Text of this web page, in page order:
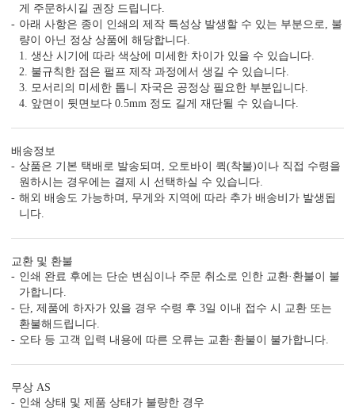
실링 스탬프
실링 스티커 디자인 스티커
카드 봉투
청첩장 리본 클로버+엽서
자세히 보기
<1/7>
편리함 더하기
다.
(주문 단계에서 이용하실 수 있는 서비스입니다.)
빠른 제작 서비스
수작업 서비스 수신인 주소 인쇄
게 주문하시길 권장 드립니다.
아래 사항은 종이 인쇄의 제작 특성상 발생할 수 있는 부분으로, 불
량이 아닌 정상 상품에 해당합니다.
1. 생산 시기에 따라 색상에 미세한 차이가 있을 수 있습니다.
2. 불규칙한 점은 펄프 제작 과정에서 생길 수 있습니다.
3. 모서리의 미세한 톱니 자국은 공정상 필요한 부분입니다.
4. 앞면이 뒷면보다 0.5mm 정도 길게 재단될 수 있습니다.
배송정보
상품은 기본 택배로 발송되며, 오토바이 퀵(착불)이나 직접 수령을
원하시는 경우에는 결제 시 선택하실 수 있습니다.
해외 배송도 가능하며, 무게와 지역에 따라 추가 배송비가 발생됩
니다.
교환 및 환불
인쇄 완료 후에는 단순 변심이나 주문 취소로 인한 교환·환불이 불
가합니다.
단, 제품에 하자가 있을 경우 수령 후 3일 이내 접수 시 교환 또는
환불해드립니다.
오타 등 고객 입력 내용에 따른 오류는 교환·환불이 불가합니다.
무상 AS
인쇄 상태 및 제품 상태가 불량한 경우